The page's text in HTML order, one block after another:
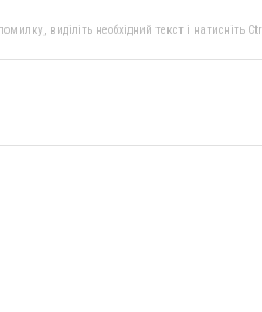
виділіть необхідний текст і натисніть